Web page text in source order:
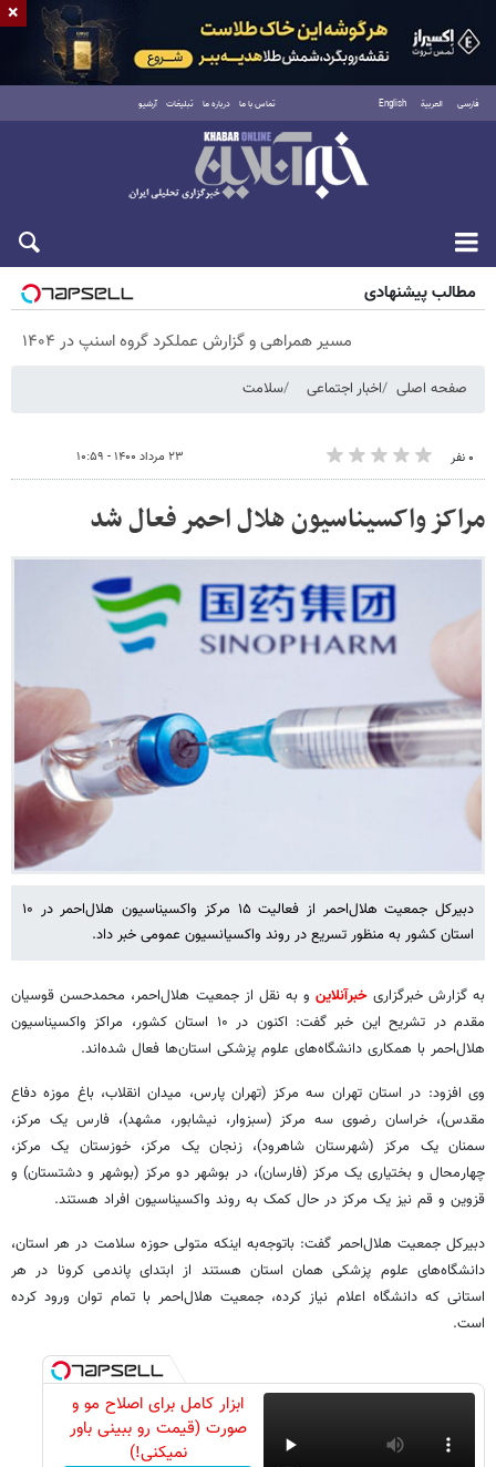
فارسی العربية English تماس با ما درباره ما تبلیغات آرشیو
شنبه ۱۷ مرداد ۱۴۰۵
مطالب پیشنهادی
مسیر همراهی و گزارش عملکرد گروه اسنپ در ۱۴۰۴
صفحه اصلی اخبار اجتماعی سلامت
۰ نفر ۲۳ مرداد ۱۴۰۰ - ۱۰:۵۹
مراکز واکسیناسیون هلال احمر فعال شد
دبیرکل جمعیت هلال‌احمر از فعالیت ۱۵ مرکز واکسیناسیون هلال‌احمر در ۱۰
استان کشور به منظور تسریع در روند واکسیانسیون عمومی خبر داد.
به گزارش خبرگزاریخبرآنلاینو به نقل از جمعیت هلال‌احمر، محمدحسن قوسیان
مقدم در تشریح این خبر گفت: اکنون در ۱۰ استان‌ کشور، مراکز واکسیناسیون
هلال‌احمر با همکاری دانشگاه‌های علوم پزشکی استان‌ها فعال شده‌اند.
وی افزود: در استان تهران سه مرکز (تهران پارس، میدان انقلاب، باغ موزه دفاع
مقدس)، خراسان رضوی سه مرکز (سبزوار، نیشابور، مشهد)، فارس یک مرکز،
سمنان یک مرکز (شهرستان شاهرود)، زنجان یک مرکز، خوزستان یک مرکز،
چهارمحال و بختیاری یک مرکز (فارسان)، در بوشهر دو مرکز (بوشهر و دشتستان) و
قزوین و قم نیز یک مرکز در حال کمک به روند واکسیناسیون افراد هستند.
دبیرکل جمعیت هلال‌احمر گفت: باتوجه‌به اینکه متولی حوزه سلامت در هر استان،
دانشگاه‌های علوم پزشکی همان استان هستند از ابتدای پاندمی کرونا در هر
استانی که دانشگاه اعلام نیاز کرده، جمعیت هلال‌احمر با تمام توان ورود کرده
است.
ابزار کامل برای اصلاح مو و
صورت (قیمت رو ببینی باور
نمیکنی!)
×